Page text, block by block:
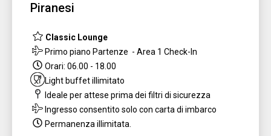
Piranesi
Classic Lounge
Primo piano Partenze - Area 1 Check-In
Orari: 06.00 - 18.00
Light buffet illimitato
Ideale per attese prima dei filtri di sicurezza
Ingresso consentito solo con carta di imbarco
Permanenza illimitata.